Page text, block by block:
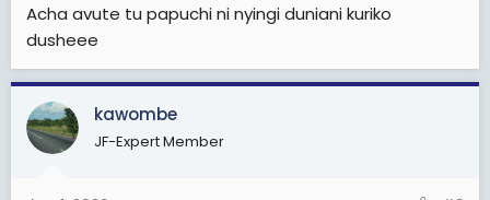
Acha avute tu papuchi ni nyingi duniani kuriko
dusheee
kawombe
JF-Expert Member